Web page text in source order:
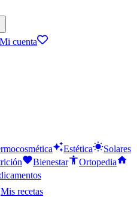
Mi cuenta
Estética
Solares
Bienestar
Ortopedia
Mis recetas